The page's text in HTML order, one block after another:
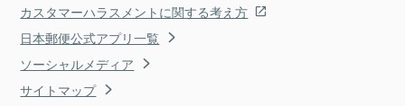
カスタマーハラスメントに関する考え方
日本郵便公式アプリ一覧
ソーシャルメディア
サイトマップ